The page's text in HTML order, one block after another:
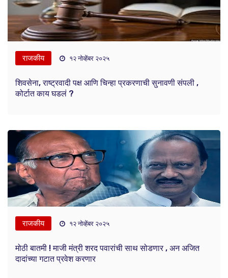
राजकीय १२ नोव्हेंबर २०२५
शिवसेना, राष्ट्रवादी पक्ष आणि चिन्हा प्रकरणाची सुनावणी संपली ,
कोर्टात काय घडलं ?
राजकीय १२ नोव्हेंबर २०२५
मोठी बातमी ! माजी मंत्री शरद पवारांची साथ सोडणार , अन अजित
दादांच्या गटात प्रवेश करणार